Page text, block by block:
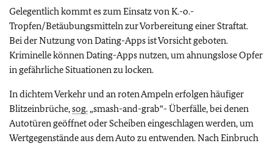
Gelegentlich kommt es zum Einsatz von K.-o.-
Tropfen/Betäubungsmitteln zur Vorbereitung einer Straftat.
Bei der Nutzung von Dating-Apps ist Vorsicht geboten.
Kriminelle können Dating-Apps nutzen, um ahnungslose Opfer
in gefährliche Situationen zu locken.
In dichtem Verkehr und an roten Ampeln erfolgen häufiger
Blitzeinbrüche,sog.„smash-and-grab“- Überfälle, bei denen
Autotüren geöffnet oder Scheiben eingeschlagen werden, um
Wertgegenstände aus dem Auto zu entwenden. Nach Einbruch